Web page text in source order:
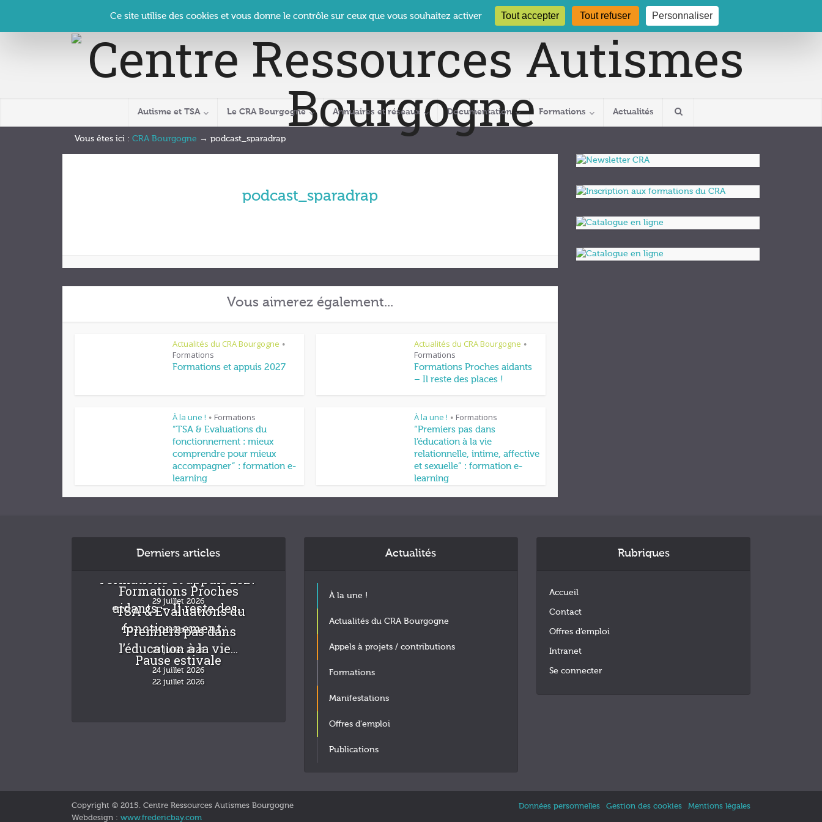
Contact Se connecter | CRA Bourgogne – Le Clos des Présidents – 19-21 rue Coty – 21 000 DIJON cra@crabourgogne.org 03 80 29 54 19
Autisme et TSA Le CRA Bourgogne Annuaires et réseaux Documentation Formations Actualités
Vous êtes ici : CRA Bourgogne → podcast_sparadrap
podcast_sparadrap
Vous aimerez également...
Actualités du CRA Bourgogne •
Formations
Formations et appuis 2027
Actualités du CRA Bourgogne •
Formations
Formations Proches aidants
– Il reste des places !
À la une ! • Formations
“TSA & Evaluations du
fonctionnement : mieux
comprendre pour mieux
accompagner” : formation e-
learning
À la une ! • Formations
“Premiers pas dans
l’éducation à la vie
relationnelle, intime, affective
et sexuelle” : formation e-
learning
Derniers articles
Formations et appuis 2027
29 juillet 2026
Formations Proches
aidants – Il reste des...
24 juillet 2026
“TSA & Evaluations du
fonctionnement :...
24 juillet 2026
“Premiers pas dans
l’éducation à la vie...
24 juillet 2026
Pause estivale
22 juillet 2026
Actualités
À la une !
Actualités du CRA Bourgogne
Appels à projets / contributions
Formations
Manifestations
Offres d'emploi
Publications
Rubriques
Accueil
Contact
Offres d’emploi
Intranet
Se connecter
Copyright © 2015. Centre Ressources Autismes Bourgogne
Webdesign : www.fredericbay.com
Données personnelles Gestion des cookies Mentions légales
Ce site utilise des cookies et vous donne le contrôle sur ceux que vous souhaitez activer Tout accepter Tout refuser Personnaliser